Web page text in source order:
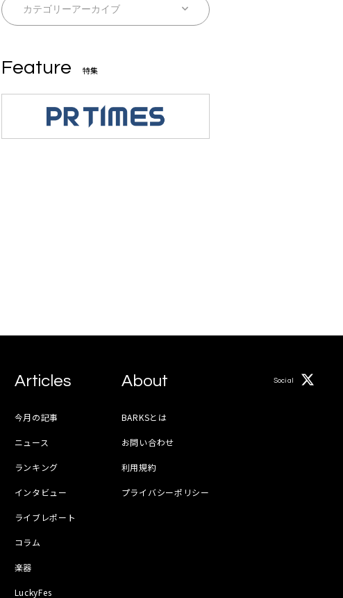
Feature 特集
Articles
今月の記事
ニュース
ランキング
インタビュー
ライブレポート
コラム
楽器
LuckyFes
About
BARKSとは
お問い合わせ
利用規約
プライバシーポリシー
Social